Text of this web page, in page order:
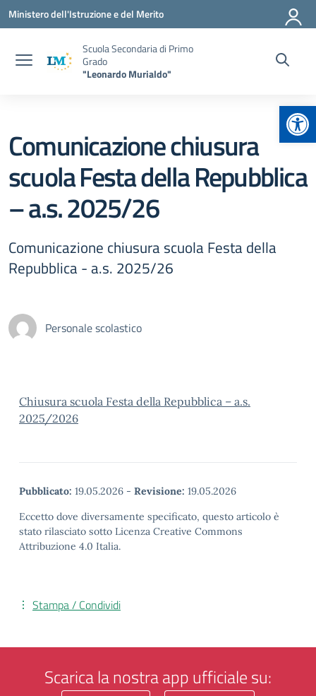
Vai ai contenuti
Vai al menu di navigazione
Vai al footer
Ministero dell'Istruzione e del Merito
Scuola Secondaria di Primo
Grado
"Leonardo Murialdo"
Comunicazione chiusura
scuola Festa della Repubblica
– a.s. 2025/26
Comunicazione chiusura scuola Festa della
Repubblica - a.s. 2025/26
Personale scolastico
Chiusura scuola Festa della Repubblica – a.s.
2025/2026
Pubblicato: 19.05.2026 - Revisione: 19.05.2026
Eccetto dove diversamente specificato, questo articolo è
stato rilasciato sotto Licenza Creative Commons
Attribuzione 4.0 Italia.
Stampa / Condividi
Scarica la nostra app ufficiale su: